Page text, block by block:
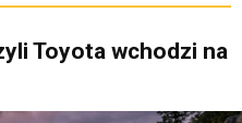
Toyota wchodzi na